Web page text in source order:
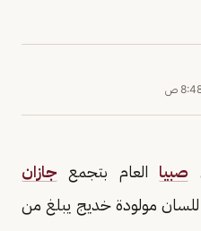
ص
صبيا العام بتجمع جازان
مولودة خديج يبلغ من